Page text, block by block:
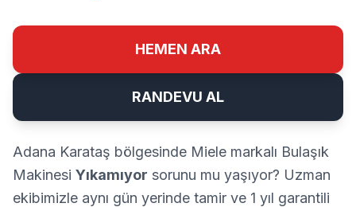
HEMEN ARA
RANDEVU AL
Adana Karataş bölgesinde Miele markalı Bulaşık
Makinesi Yıkamıyor sorunu mu yaşıyor? Uzman
ekibimizle aynı gün yerinde tamir ve 1 yıl garantili